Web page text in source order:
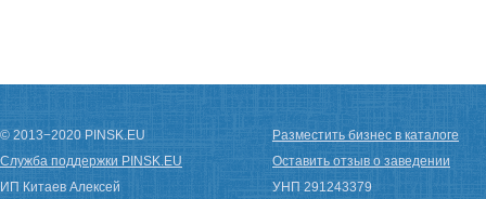
© 2013−2020 PINSK.EU
Служба поддержки PINSK.EU
ИП Китаев Алексей
Разместить бизнес в каталоге
Оставить отзыв о заведении
УНП 291243379